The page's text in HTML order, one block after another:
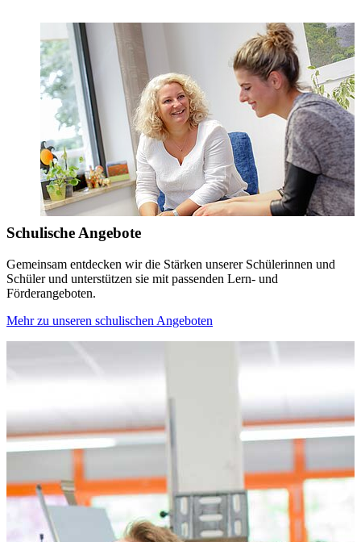
Schulische Angebote
Gemeinsam entdecken wir die Stärken unserer Schülerinnen und
Schüler und unterstützen sie mit passenden Lern- und
Förderangeboten.
Mehr zu unseren schulischen Angeboten